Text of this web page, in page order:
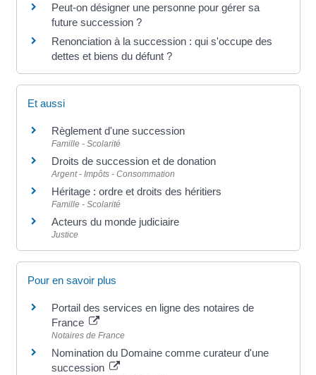
Peut-on désigner une personne pour gérer sa
future succession ?
Renonciation à la succession : qui s'occupe des
dettes et biens du défunt ?
Et aussi
Règlement d'une succession
Famille - Scolarité
Droits de succession et de donation
Argent - Impôts - Consommation
Héritage : ordre et droits des héritiers
Famille - Scolarité
Acteurs du monde judiciaire
Justice
Pour en savoir plus
Portail des services en ligne des notaires de
France
Notaires de France
Nomination du Domaine comme curateur d'une
succession